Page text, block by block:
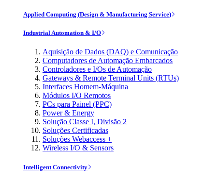
Applied Computing (Design & Manufacturing Service)
Industrial Automation & I/O
Aquisição de Dados (DAQ) e Comunicação
Computadores de Automação Embarcados
Controladores e I/Os de Automação
Gateways & Remote Terminal Units (RTUs)
Interfaces Homem-Máquina
Módulos I/O Remotos
PCs para Painel (PPC)
Power & Energy
Solução Classe I, Divisão 2
Soluções Certificadas
Soluções Webaccess +
Wireless I/O & Sensors
Intelligent Connectivity